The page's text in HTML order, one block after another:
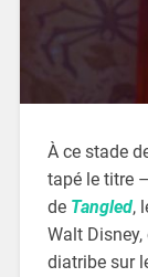
À ce stade
tapé le titre
de Tangled,
Walt
diatribe sur